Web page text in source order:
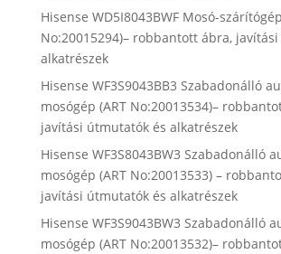
Hisense WD5I8043BWF Mosó-
No:20015294)– robbantott ábra,
alkatrészek
Hisense WF3S9043BB3 Szabadonálló
mosógép (ART No:20013534)–
javítási útmutatók és alkatrészek
Hisense WF3S8043BW3 Szabadonálló
mosógép (ART No:20013533) –
javítási útmutatók és alkatrészek
Hisense WF3S9043BW3 Szabadonálló
mosógép (ART No:20013532)–